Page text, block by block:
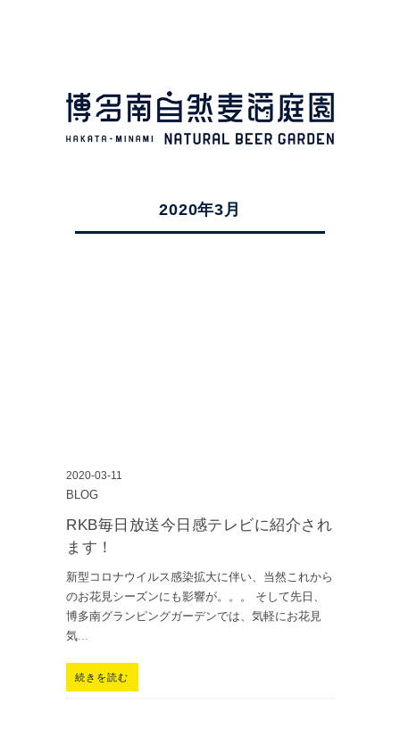
2020年3月
2020-03-11
BLOG
RKB毎日放送今日感テレビに紹介され
ます！
新型コロナウイルス感染拡大に伴い、当然これから
のお花見シーズンにも影響が。。。 そして先日、
博多南グランピングガーデンでは、気軽にお花見
気...
続きを読む